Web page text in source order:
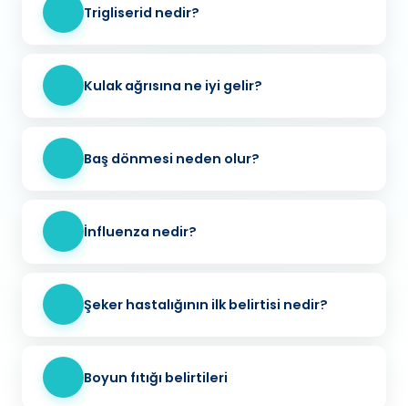
Trigliserid nedir?
Kulak ağrısına ne iyi gelir?
Baş dönmesi neden olur?
İnfluenza nedir?
Şeker hastalığının ilk belirtisi nedir?
Boyun fıtığı belirtileri